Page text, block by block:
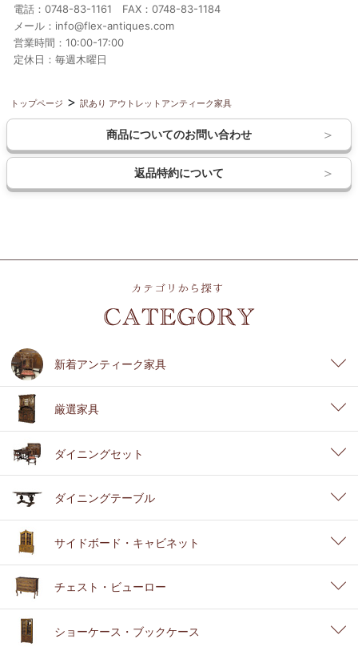
電話：0748-83-1161 FAX：0748-83-1184
メール：info@flex-antiques.com
営業時間：10:00-17:00
定休日：毎週木曜日
トップページ 訳あり アウトレットアンティーク家具
商品についてのお問い合わせ
返品特約について
新着アンティーク家具
厳選家具
ダイニングセット
ダイニングテーブル
サイドボード・キャビネット
チェスト・ビューロー
ショーケース・ブックケース